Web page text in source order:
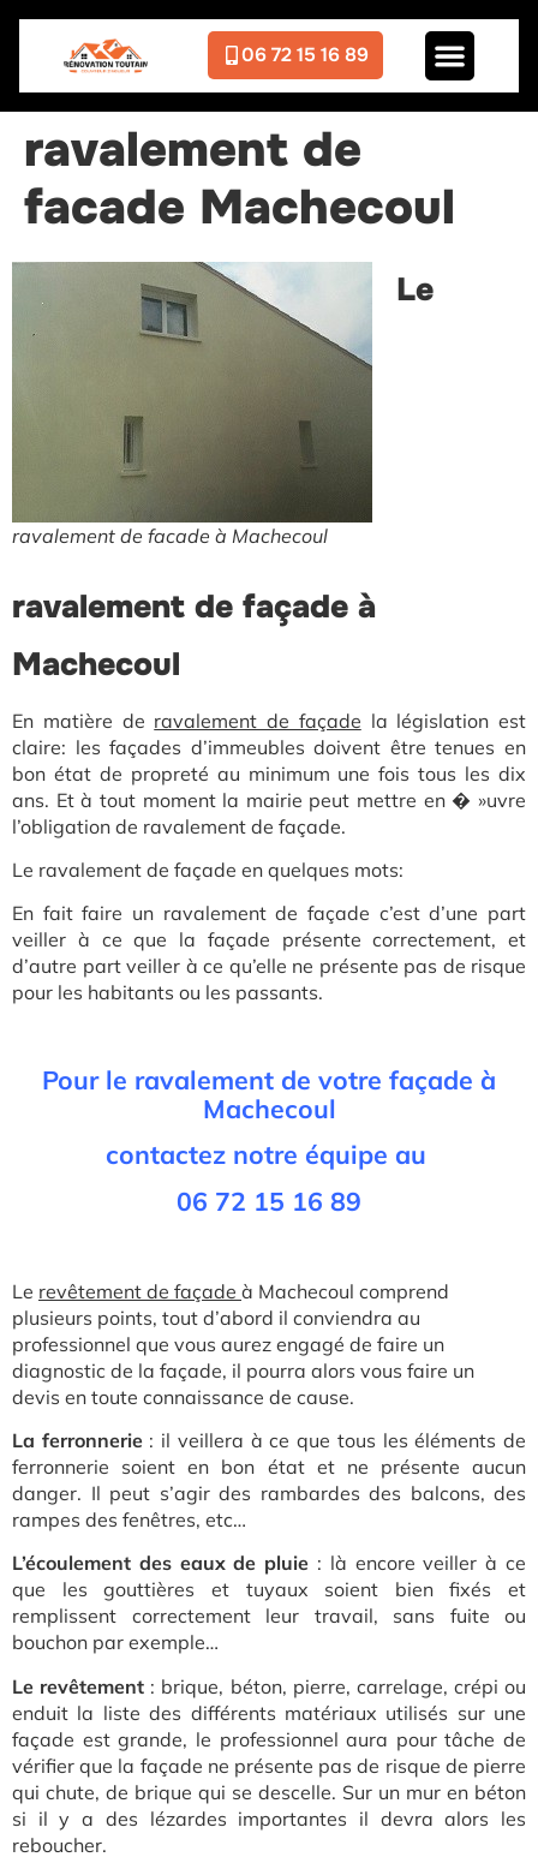
06 72 15 16 89
ravalement de
facade Machecoul
ravalement de facade à Machecoul
Le
ravalement de façade à
Machecoul
En matière de ravalement de façade la législation est
claire: les façades d’immeubles doivent être tenues en
bon état de propreté au minimum une fois tous les dix
ans. Et à tout moment la mairie peut mettre en � »uvre
l’obligation de ravalement de façade.
Le ravalement de façade en quelques mots:
En fait faire un ravalement de façade c’est d’une part
veiller à ce que la façade présente correctement, et
d’autre part veiller à ce qu’elle ne présente pas de risque
pour les habitants ou les passants.
Pour le ravalement de votre façade à
Machecoul
contactez notre équipe au
06 72 15 16 89
Le revêtement de façade à Machecoul comprend
plusieurs points, tout d’abord il conviendra au
professionnel que vous aurez engagé de faire un
diagnostic de la façade, il pourra alors vous faire un
devis en toute connaissance de cause.
La ferronnerie: il veillera à ce que tous les éléments de
ferronnerie soient en bon état et ne présente aucun
danger. Il peut s’agir des rambardes des balcons, des
rampes des fenêtres, etc…
L’écoulement des eaux de pluie : là encore veiller à ce
que les gouttières et tuyaux soient bien fixés et
remplissent correctement leur travail, sans fuite ou
bouchon par exemple…
Le revêtement : brique, béton, pierre, carrelage, crépi ou
enduit la liste des différents matériaux utilisés sur une
façade est grande, le professionnel aura pour tâche de
vérifier que la façade ne présente pas de risque de pierre
qui chute, de brique qui se descelle. Sur un mur en béton
si il y a des lézardes importantes il devra alors les
reboucher.